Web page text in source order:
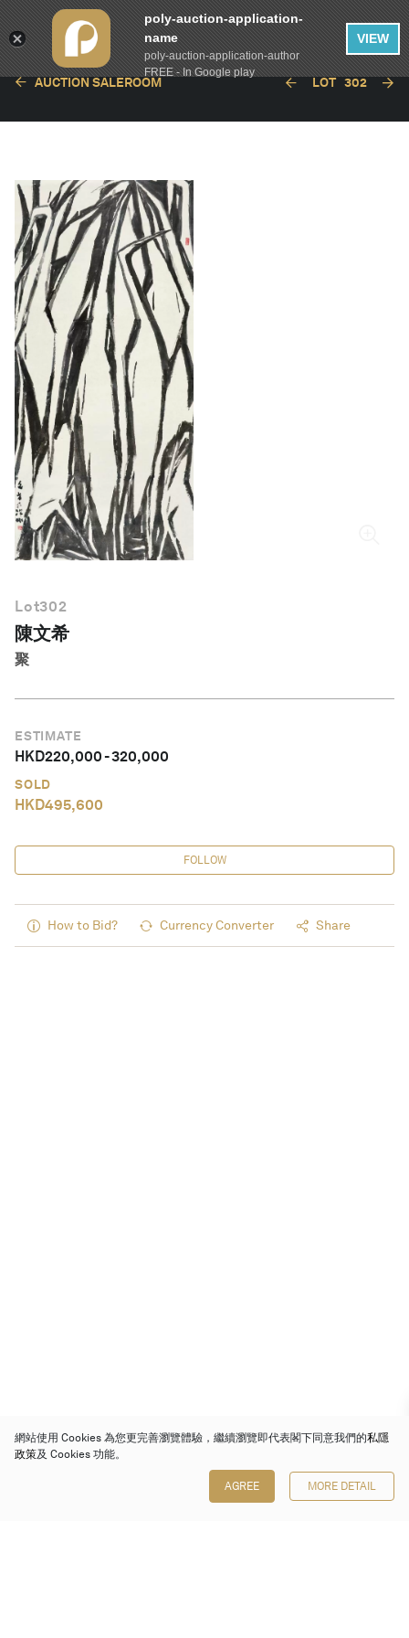
繁體中文
AUCTION SALEROOM LOT 302
Lot302
陳文希
聚
ESTIMATE
HKD220,000-320,000
SOLD
HKD495,600
FOLLOW
How to Bid? Currency Converter Share
網站使用 Cookies 為您更完善瀏覽體驗，繼續瀏覽即代表閣下同意我們的私隱
政策及 Cookies 功能。
AGREE MORE DETAIL
poly-auction-application-
name
poly-auction-application-author
FREE - In Google play
VIEW